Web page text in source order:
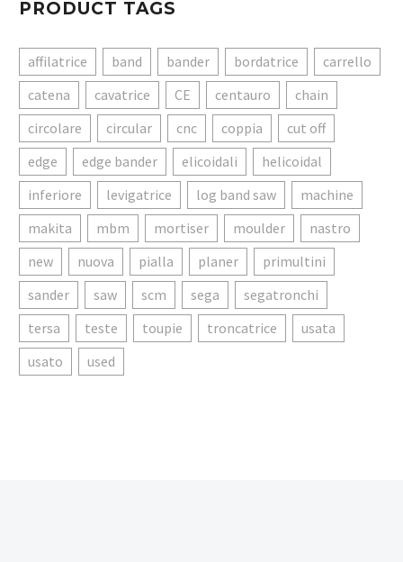
PRODUCT TAGS
affilatrice band bander bordatrice
carrello
catena
cavatrice CE centauro
chain
circolare
circular cnc coppia
cut off
edge
edge bander elicoidali
helicoidal
inferiore
levigatrice log band saw
machine
makita
mbm mortiser moulder
nastro
new
nuova pialla planer
primultini
sander
saw scm sega
segatronchi
tersa
teste toupie troncatrice
usata
usato
used